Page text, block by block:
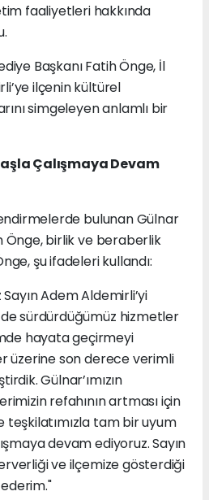
faaliyetleri hakkında
Başkanı Fatih Önge, İl
ilçenin kültürel
simgeleyen anlamlı bir
Çalışmaya Devam
bulunan Gülnar
Önge, birlik ve beraberlik
şu ifadeleri kullandı:
Sayın Adem Aldemirli’yi
sürdürdüğümüz hizmetler
hayata geçirmeyi
üzerine son derece verimli
Gülnar’ımızın
refahının artması için
teşkilatımızla tam bir uyum
devam ediyoruz. Sayın
ve ilçemize gösterdiği